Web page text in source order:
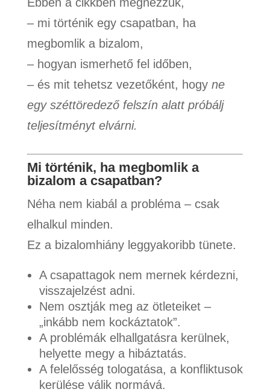
– mi történik egy csapatban, ha
megbomlik a bizalom,
– hogyan ismerhető fel időben,
– és mit tehetsz vezetőként, hogy ne
egy széttöredező felszín alatt próbálj
teljesítményt elvárni.
Mi történik, ha megbomlik a
bizalom a csapatban?
Néha nem kiabál a probléma – csak
elhalkul minden.
Ez a bizalomhiány leggyakoribb tünete.
A csapattagok nem mernek kérdezni,
visszajelzést adni.
Nem osztják meg az ötleteiket –
„inkább nem kockáztatok”.
A problémák elhallgatásra kerülnek,
helyette megy a hibáztatás.
A felelősség tologatása, a konfliktusok
kerülése válik normává.